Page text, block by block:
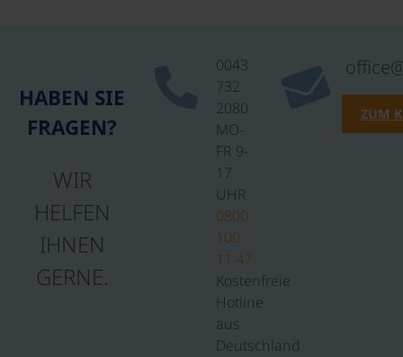
HABEN SIE
FRAGEN?
WIR
HELFEN
IHNEN
GERNE.
0043
732
2080
MO-
FR 9-
17
UHR
0800
100
11 47
Kostenfreie
Hotline
aus
Deutschland
ZUM